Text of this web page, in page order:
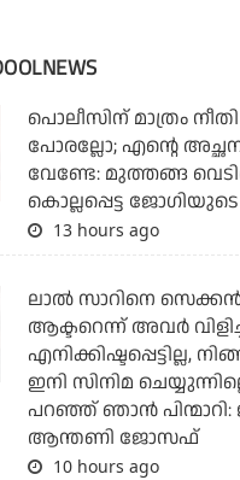
പൊലീസിന് മാത്രം നീതി
പോരല്ലോ; എന്റെ
വേണ്ടേ: മുത്തങ്ങ
കൊല്ലപ്പെട്ട
13 hours ago
ലാല്‍ സാറിനെ
ആക്ടറെന്ന് അവര്‍
എനിക്കിഷ്ടപ്പെട്ടില്ല,
ഇനി സിനിമ
പറഞ്ഞ് ഞാന്‍
ആന്തണി ജോസഫ്
10 hours ago